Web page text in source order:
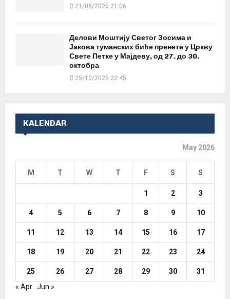
21/08/2025 21:06
Делови Моштију Светог Зосима и
Јакова туманских биће пренете у Цркву
Свете Петке у Мајдеву, од 27. до 30.
октобра
25/10/2025 22:45
KALENDAR
May 2026
M T W T F S S
1 2 3
4 5 6 7 8 9 10
11 12 13 14 15 16 17
18 19 20 21 22 23 24
25 26 27 28 29 30
31
« Apr Jun »